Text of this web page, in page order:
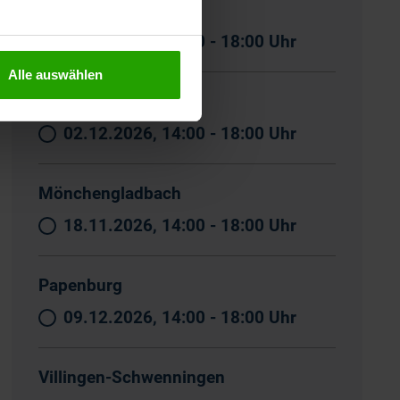
Alle auswählen
09.12.2026, 14:00 - 18:00 Uhr
Leipzig
02.12.2026, 14:00 - 18:00 Uhr
Mönchengladbach
18.11.2026, 14:00 - 18:00 Uhr
Papenburg
09.12.2026, 14:00 - 18:00 Uhr
Villingen-Schwenningen